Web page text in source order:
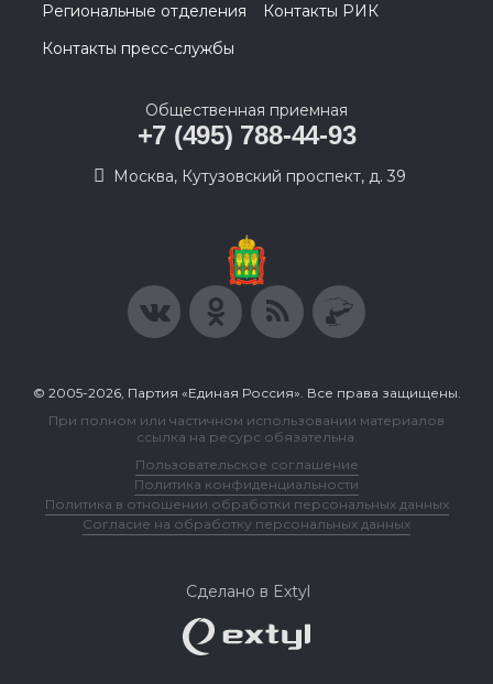
Региональные отделения
Контакты РИК
Контакты пресс-службы
Общественная приемная
+7 (495) 788-44-93
Москва, Кутузовский проспект, д. 39
© 2005-2026, Партия «Единая Россия». Все права защищены.
При полном или частичном использовании материалов
ссылка на ресурс обязательна.
Пользовательское соглашение
Политика конфиденциальности
Политика в отношении обработки персональных данных
Согласие на обработку персональных данных
Сделано в Extyl